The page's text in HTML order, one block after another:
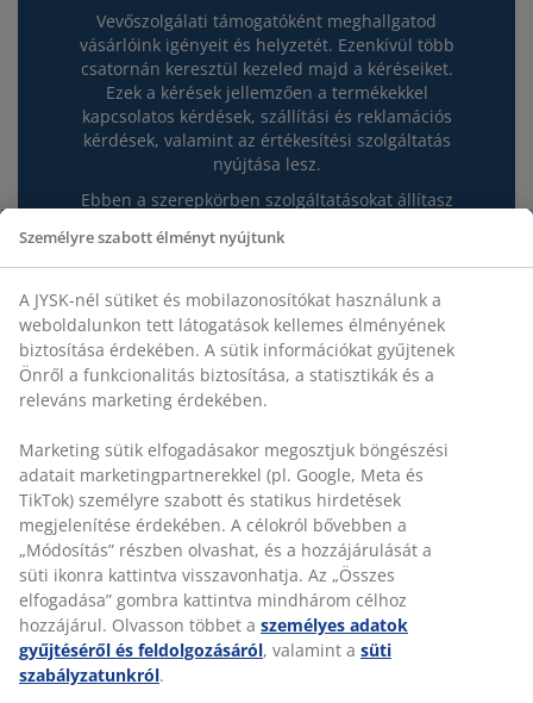
Vevőszolgálati támogatóként meghallgatod
vásárlóink igényeit és helyzetét. Ezenkívül több
csatornán keresztül kezeled majd a kéréseiket.
Ezek a kérések jellemzően a termékekkel
kapcsolatos kérdések, szállítási és reklamációs
kérdések, valamint az értékesítési szolgáltatás
nyújtása lesz.
Ebben a szerepkörben szolgáltatásokat állítasz
kezelsz és értékes kapcsolatokat építesz -
mindezt a legjobb ügyfélszolgálat biztosítása
mellett.
Személyre szabott élményt nyújtunk
A JYSK-nél sütiket és mobilazonosítókat használunk a
weboldalunkon tett látogatások kellemes élményének
biztosítása érdekében. A sütik információkat gyűjtenek
Önről a funkcionalitás biztosítása, a statisztikák és a
releváns marketing érdekében.
Marketing sütik elfogadásakor megosztjuk böngészési
adatait marketingpartnerekkel (pl. Google, Meta és
TikTok) személyre szabott és statikus hirdetések
megjelenítése érdekében. A célokról bővebben a
„Módosítás” részben olvashat, és a hozzájárulását a
süti ikonra kattintva visszavonhatja. Az „Összes
elfogadása” gombra kattintva mindhárom célhoz
hozzájárul. Olvasson többet a személyes adatok
gyűjtéséről és feldolgozásáról, valamint a süti
szabályzatunkról.